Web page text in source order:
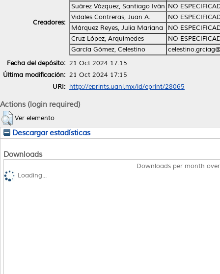
Creadores:
Suárez Vázquez, Santiago Iván NO
Vidales Contreras, Juan A.
NO
Márquez Reyes, Julia Mariana
NO
Cruz López, Arquímedes
NO
García Gómez, Celestino
Fecha del depósito: 21 Oct 2024 17:15
Última modificación: 21 Oct 2024 17:15
URI: http://eprints.uanl.mx/id/eprint/28065
Actions (login required)
Ver elemento
Descargar estadísticas
Downloads
Downloads per month
Loading...